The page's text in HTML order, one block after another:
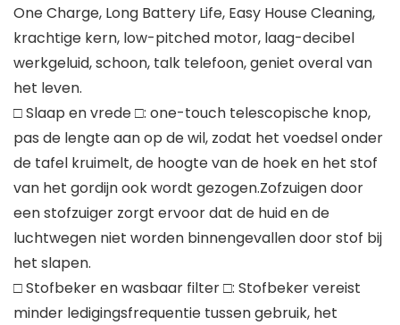
One Charge, Long Battery Life, Easy House Cleaning,
krachtige kern, low-pitched motor, laag-decibel
werkgeluid, schoon, talk telefoon, geniet overal van
het leven.
□ Slaap en vrede □: one-touch telescopische knop,
pas de lengte aan op de wil, zodat het voedsel onder
de tafel kruimelt, de hoogte van de hoek en het stof
van het gordijn ook wordt gezogen.Zofzuigen door
een stofzuiger zorgt ervoor dat de huid en de
luchtwegen niet worden binnengevallen door stof bij
het slapen.
□ Stofbeker en wasbaar filter □: Stofbeker vereist
minder ledigingsfrequentie tussen gebruik, het